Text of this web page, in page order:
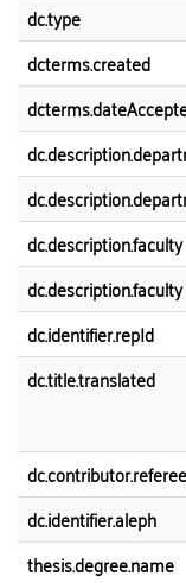
dc.type
dcterms.created
dc.description.faculty
dc.description.faculty
dc.identifier.repId
dc.title.translated
dc.contributor.referee
dc.identifier.aleph
thesis.degree.name